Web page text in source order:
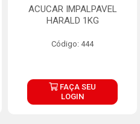
ACUCAR IMPALPAVEL
HARALD 1KG
Código: 444
FAÇA SEU
LOGIN